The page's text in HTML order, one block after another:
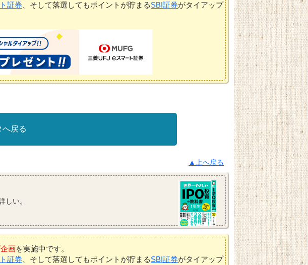
証券 、そして落選してもポイントが貯まるSBI証券がタイアップ
へ戻る
▲上へ戻る
しい。
画を実施中です。
証券 、そして落選してもポイントが貯まるSBI証券がタイアップ